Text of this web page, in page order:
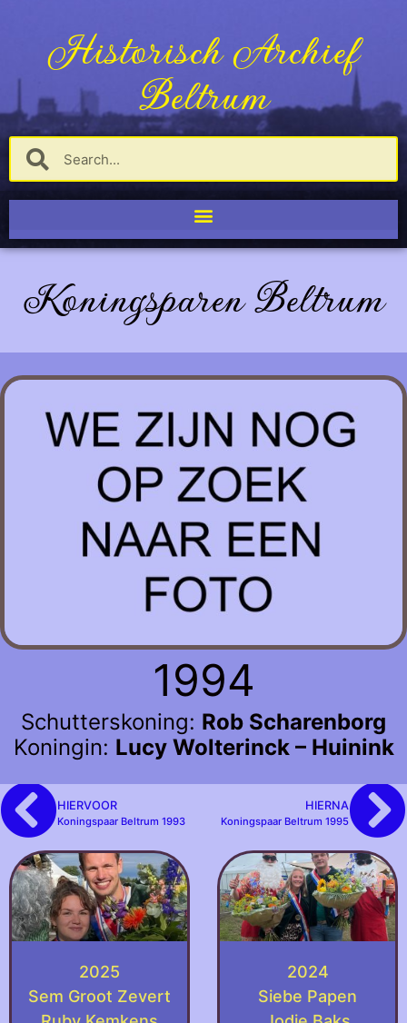
Historisch Archief
Beltrum
Koningsparen Beltrum
1994
Schutterskoning: Rob Scharenborg
Koningin: Lucy Wolterinck – Huinink
HIERVOOR
Koningspaar Beltrum 1993
HIERNA
Koningspaar Beltrum 1995
2025
Sem Groot Zevert
2024
Siebe Papen